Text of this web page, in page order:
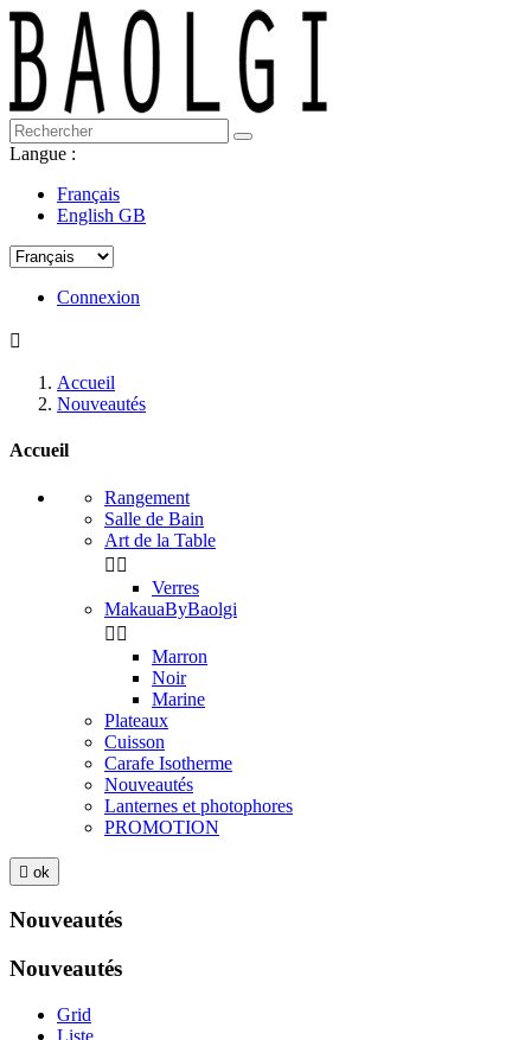
Langue :
Français
English GB
Connexion

Accueil
Nouveautés
Accueil
Rangement
Salle de Bain
Art de la Table
 
Verres
MakauaByBaolgi
 
Marron
Noir
Marine
Plateaux
Cuisson
Carafe Isotherme
Nouveautés
Lanternes et photophores
PROMOTION
 ok
Nouveautés
Nouveautés
Grid
Liste